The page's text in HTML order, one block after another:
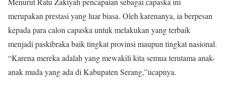
merupakan prestasi yang luar biasa. Oleh karenanya, ia berpesan
kepada para calon capaska untuk melakukan yang terbaik
menjadi paskibraka baik tingkat provinsi maupun tingkat nasional.
“Karena mereka adalah yang mewakili kita semua terutama anak-
anak muda yang ada di Kabupaten Serang,”ucapnya.